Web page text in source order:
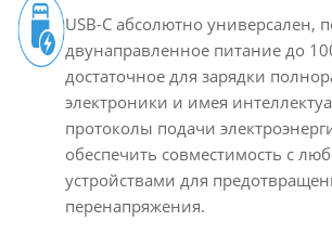
USB-C абсолютно универсален,
двунаправленное питание до
достаточное для зарядки
электроники и имея
протоколы подачи
обеспечить совместимость с
устройствами для
перенапряжения.